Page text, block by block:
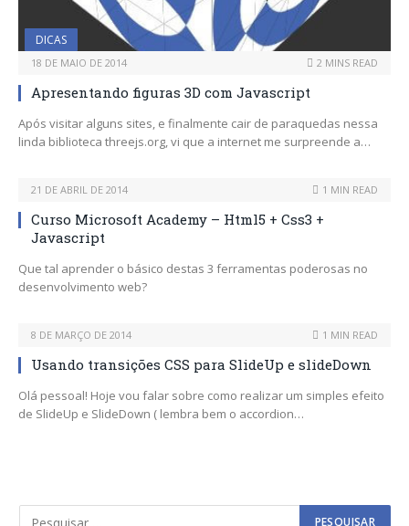
DICAS
18 DE MAIO DE 2014 2 MINS READ
Apresentando figuras 3D com Javascript
Após visitar alguns sites, e finalmente cair de paraquedas nessa
linda biblioteca threejs.org, vi que a internet me surpreende a…
21 DE ABRIL DE 2014 1 MIN READ
Curso Microsoft Academy – Html5 + Css3 +
Javascript
Que tal aprender o básico destas 3 ferramentas poderosas no
desenvolvimento web?
8 DE MARÇO DE 2014 1 MIN READ
Usando transições CSS para SlideUp e slideDown
Olá pessoal! Hoje vou falar sobre como realizar um simples efeito
de SlideUp e SlideDown ( lembra bem o accordion…